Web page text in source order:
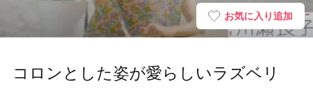
お気に入り追加
コロンとした姿が愛らしいラズベリ